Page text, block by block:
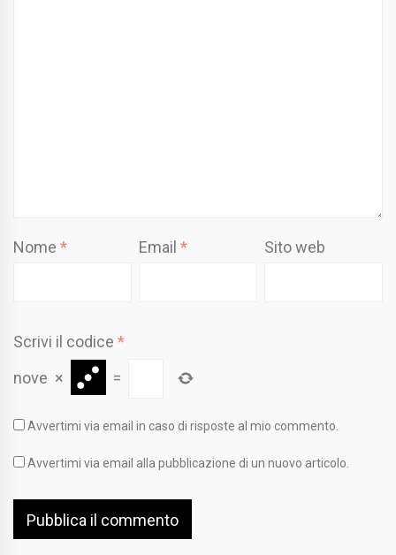
Nome * Email* Sito web
Scrivi il codice *
nove × =
Avvertimi via email in caso di risposte al mio commento.
Avvertimi via email alla pubblicazione di un nuovo articolo.